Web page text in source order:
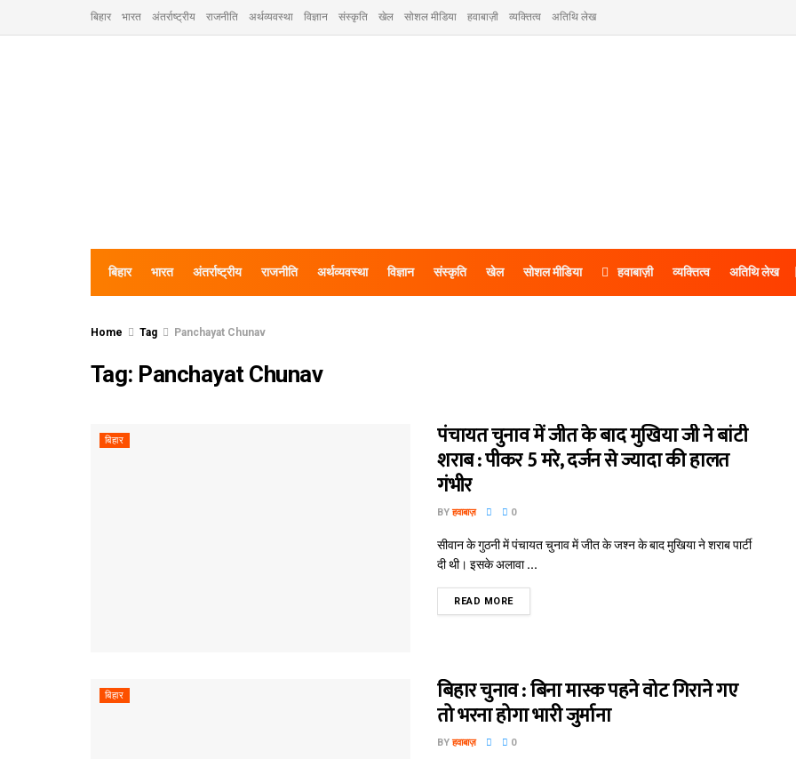
बिहार भारत अंतर्राष्ट्रीय राजनीति अर्थव्यवस्था विज्ञान संस्कृति खेल सोशल मीडिया हवाबाज़ी व्यक्तित्व अतिथि लेख
बिहार भारत अंतर्राष्ट्रीय राजनीति अर्थव्यवस्था विज्ञान संस्कृति खेल सोशल मीडिया हवाबाज़ी व्यक्तित्व अतिथि लेख
Home Tag Panchayat Chunav
Tag: Panchayat Chunav
बिहार पंचायत चुनाव में जीत के बाद मुखिया जी ने बांटी
शराब : पीकर 5 मरे, दर्जन से ज्यादा की हालत
गंभीर
BY हवाबाज़ 0
सीवान के गुठनी में पंचायत चुनाव में जीत के जश्न के बाद मुखिया ने शराब पार्टी
दी थी। इसके अलावा ...
READ MORE
बिहार बिहार चुनाव : बिना मास्क पहने वोट गिराने गए
तो भरना होगा भारी जुर्माना
BY हवाबाज़ 0